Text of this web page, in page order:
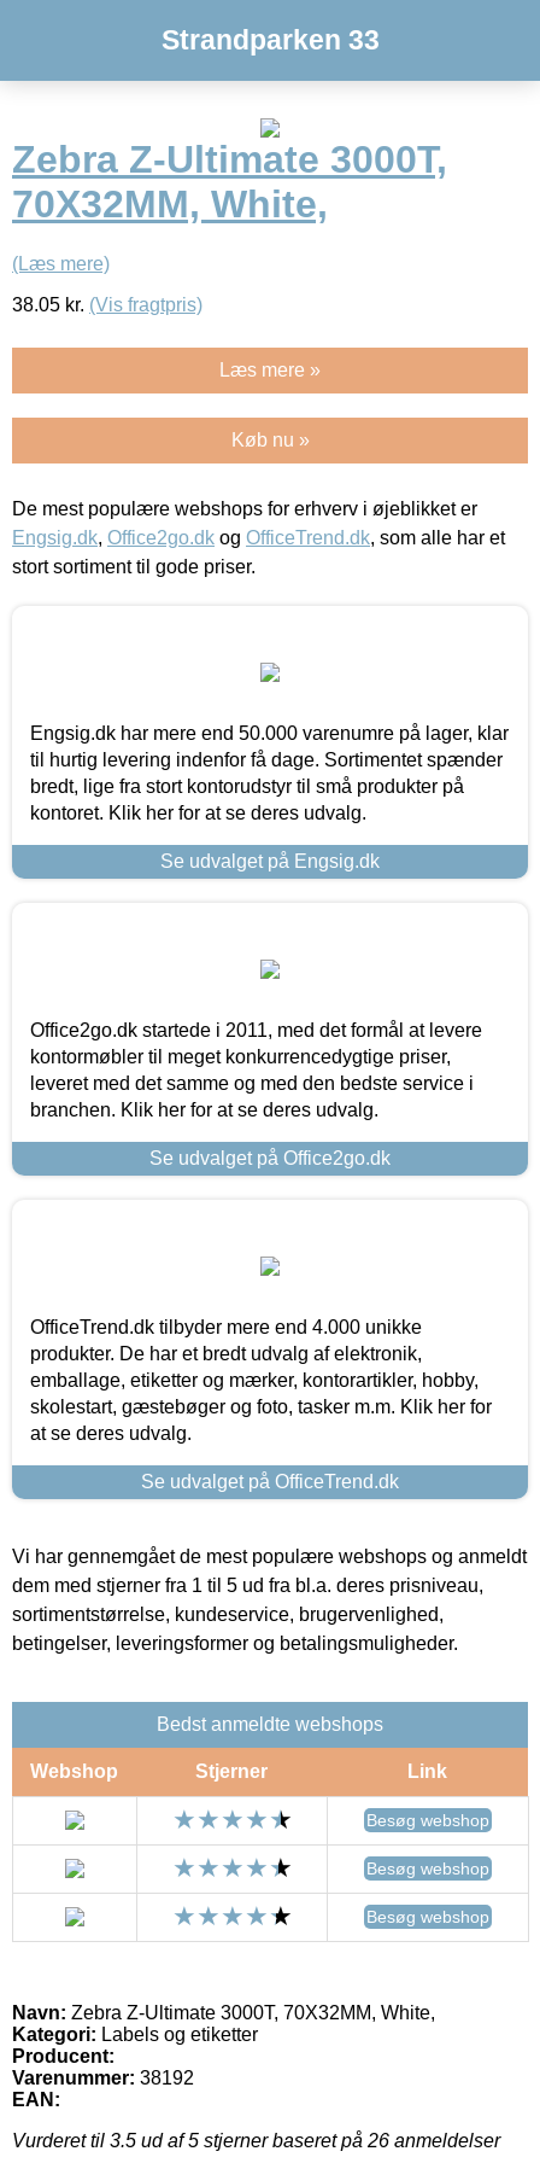
Strandparken 33
Zebra Z-Ultimate 3000T,
70X32MM, White,
(Læs mere)
38.05 kr. (Vis fragtpris)
Læs mere »
Køb nu »
De mest populære webshops for erhverv i øjeblikket er
Engsig.dk, Office2go.dk og OfficeTrend.dk, som alle har et
stort sortiment til gode priser.
Engsig.dk har mere end 50.000 varenumre på lager, klar
til hurtig levering indenfor få dage. Sortimentet spænder
bredt, lige fra stort kontorudstyr til små produkter på
kontoret. Klik her for at se deres udvalg.
Se udvalget på Engsig.dk
Office2go.dk startede i 2011, med det formål at levere
kontormøbler til meget konkurrencedygtige priser,
leveret med det samme og med den bedste service i
branchen. Klik her for at se deres udvalg.
Se udvalget på Office2go.dk
OfficeTrend.dk tilbyder mere end 4.000 unikke
produkter. De har et bredt udvalg af elektronik,
emballage, etiketter og mærker, kontorartikler, hobby,
skolestart, gæstebøger og foto, tasker m.m. Klik her for
at se deres udvalg.
Se udvalget på OfficeTrend.dk
Vi har gennemgået de mest populære webshops og anmeldt
dem med stjerner fra 1 til 5 ud fra bl.a. deres prisniveau,
sortimentstørrelse, kundeservice, brugervenlighed,
betingelser, leveringsformer og betalingsmuligheder.
Bedst anmeldte webshops
Webshop Stjerner Link
Besøg webshop
Besøg webshop
Besøg webshop
Navn: Zebra Z-Ultimate 3000T, 70X32MM, White,
Kategori: Labels og etiketter
Producent:
Varenummer: 38192
EAN:
Vurderet til 3.5 ud af 5 stjerner baseret på 26 anmeldelser